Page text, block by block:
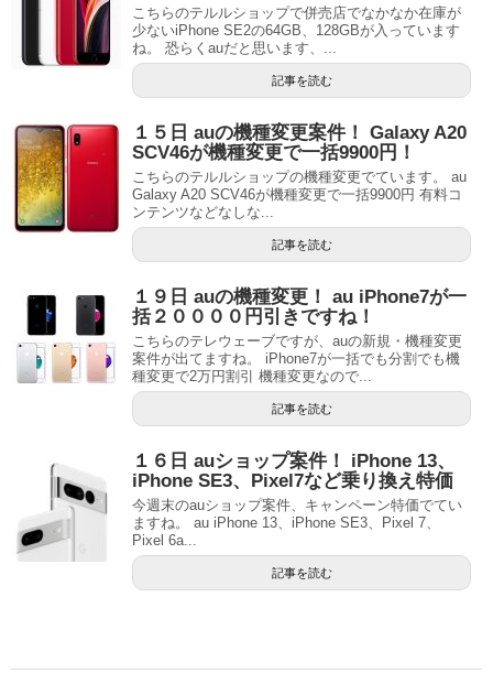
こちらのテルルショップで併売店でなかなか在庫が
少ないiPhone SE2の64GB、128GBが入っています
ね。 恐らくauだと思います、...
記事を読む
１５日 auの機種変更案件！ Galaxy A20
SCV46が機種変更で一括9900円！
こちらのテルルショップの機種変更でています。 au
Galaxy A20 SCV46が機種変更で一括9900円 有料コ
ンテンツなどなしな...
記事を読む
１９日 auの機種変更！ au iPhone7が一
括２００００円引きですね！
こちらのテレウェーブですが、auの新規・機種変更
案件が出てますね。 iPhone7が一括でも分割でも機
種変更で2万円割引 機種変更なので...
記事を読む
１６日 auショップ案件！ iPhone 13、
iPhone SE3、Pixel7など乗り換え特価
今週末のauショップ案件、キャンペーン特価でてい
ますね。 au iPhone 13、iPhone SE3、Pixel 7、
Pixel 6a...
記事を読む